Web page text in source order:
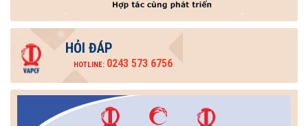
HỎI ĐÁP
HOTLINE: 0243 573 6756